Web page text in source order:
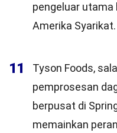
pengeluar utama
Amerika Syarikat.
11
Tyson Foods,
pemprosesan
berpusat di
memainkan